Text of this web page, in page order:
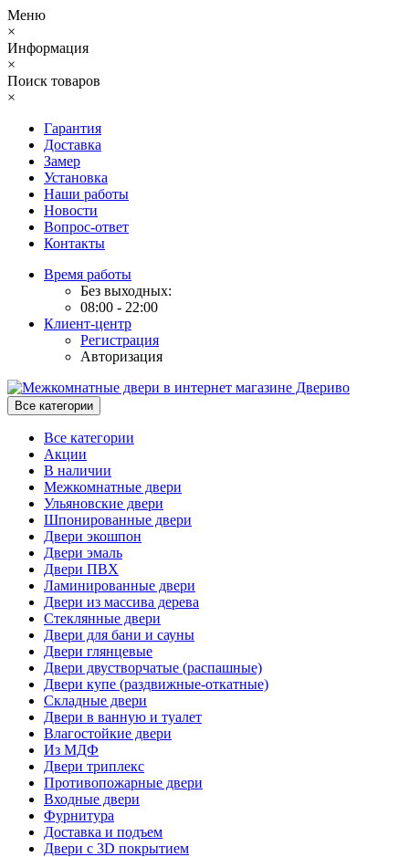
Меню
×
Информация
×
Поиск товаров
×
Гарантия
Доставка
Замер
Установка
Наши работы
Новости
Вопрос-ответ
Контакты
Время работы
Без выходных:
08:00 - 22:00
Клиент-центр
Регистрация
Авторизация
Все категории
Все категории
Акции
В наличии
Межкомнатные двери
Ульяновские двери
Шпонированные двери
Двери экошпон
Двери эмаль
Двери ПВХ
Ламинированные двери
Двери из массива дерева
Стеклянные двери
Двери для бани и сауны
Двери глянцевые
Двери двустворчатые (распашные)
Двери купе (раздвижные-откатные)
Складные двери
Двери в ванную и туалет
Влагостойкие двери
Из МДФ
Двери триплекс
Противопожарные двери
Входные двери
Фурнитура
Доставка и подъем
Двери с 3D покрытием